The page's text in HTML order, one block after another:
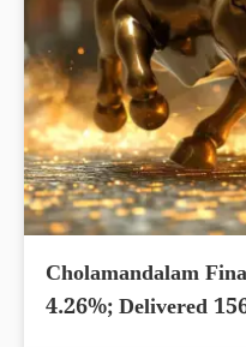
Cholamandalam
4.26%; Delivered